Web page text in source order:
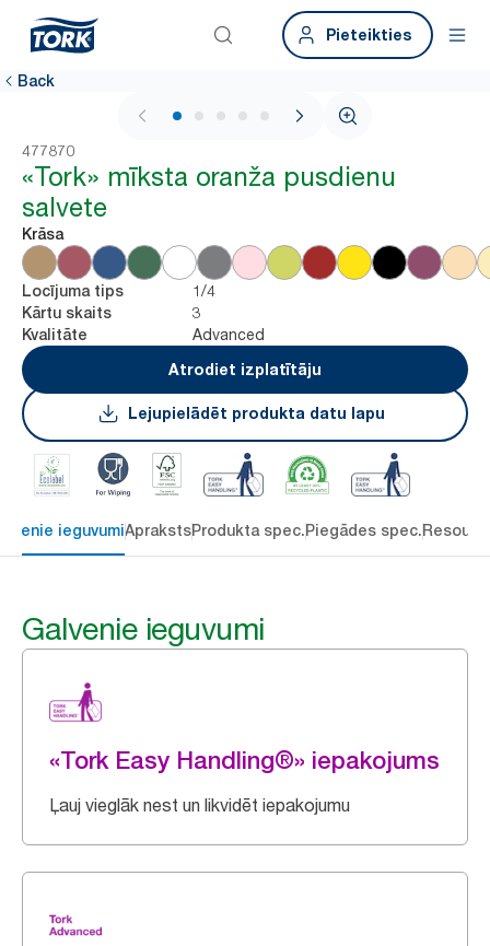
Pieteikties
Back
1 / 6
477870
«Tork» mīksta oranža pusdienu
salvete
Krāsa
Locījuma tips 1/4
Kārtu skaits 3
Kvalitāte
Advanced
Atrodiet izplatītāju
Lejupielādēt produkta datu lapu
ieguvumiAprakstsProdukta spec.Piegādes spec.
Galvenie ieguvumi
«Tork Easy Handling®» iepakojums
Ļauj vieglāk nest un likvidēt iepakojumu